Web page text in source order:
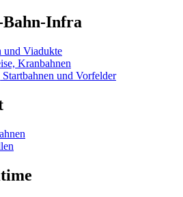
Infra
und Viadukte
Kranbahnen
Startbahnen und Vorfelder